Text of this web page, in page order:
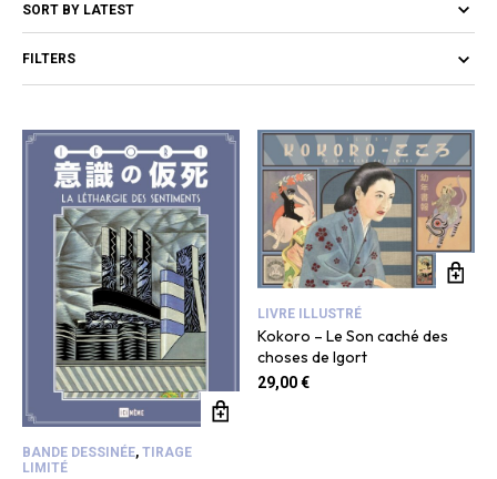
FILTERS
BANDE DESSINÉE, TIRAGE
LIMITÉ
LIVRE ILLUSTRÉ
Kokoro – Le Son caché des
choses de Igort
29,00€